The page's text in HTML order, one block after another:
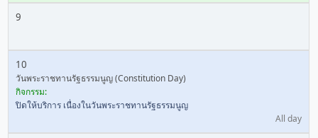
9
10
วันพระราชทานรัฐธรรมนูญ (Constitution Day)
กิจกรรม:
ปิดให้บริการ เนื่องในวันพระราชทานรัฐธรรมนูญ
All day